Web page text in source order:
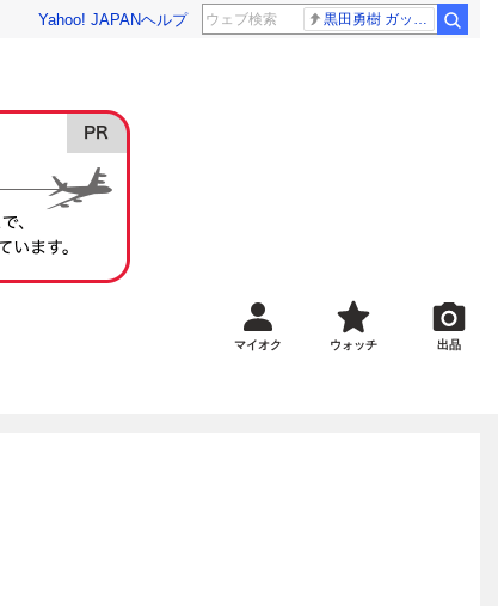
Yahoo! JAPANヘルプ 黒田勇樹 ガッポリ建設
マイオク ウォッチ 出品